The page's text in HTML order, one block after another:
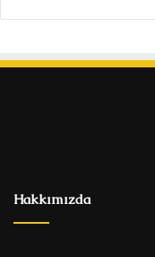
Hakkımızda